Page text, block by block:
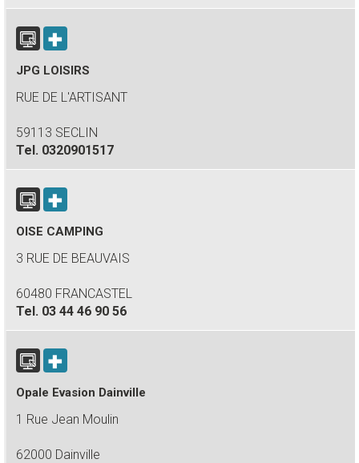
JPG LOISIRS
RUE DE L'ARTISANT
59113 SECLIN
Tel. 0320901517
OISE CAMPING
3 RUE DE BEAUVAIS
60480 FRANCASTEL
Tel. 03 44 46 90 56
Opale Evasion Dainville
1 Rue Jean Moulin
62000 Dainville